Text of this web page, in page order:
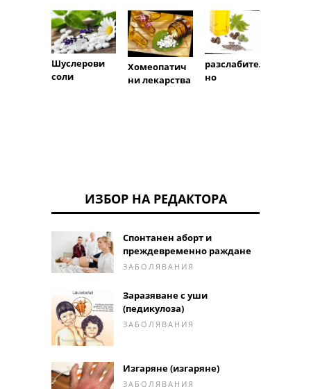
Шуслерови
соли
Хомеопатич
ни лекарства
разслабител
но
ИЗБОР НА РЕДАКТОРА
Спонтанен аборт и
преждевременно раждане
ЗАБОЛЯВАНИЯ
Заразяване с уши
(педикулоза)
ЗАБОЛЯВАНИЯ
Изгаряне (изгаряне)
ЗАБОЛЯВАНИЯ